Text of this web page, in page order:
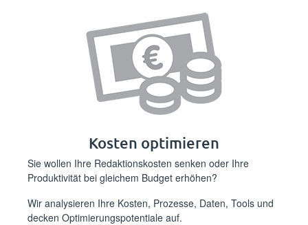
Kosten optimieren
Sie wollen Ihre Redaktionskosten senken oder Ihre
Produktivität bei gleichem Budget erhöhen?
Wir analysieren Ihre Kosten, Prozesse, Daten, Tools und
decken Optimierungspotentiale auf.